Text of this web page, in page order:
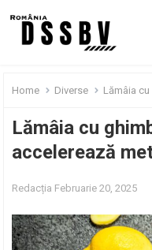
Home Diverse Lămâia cu
Lămâia cu
accelerează
Redacția Februarie 20, 2025